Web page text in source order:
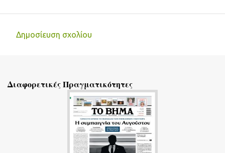
λ
Δημοσίευση σχολίου
Διαφορετικές Πραγματικότητες